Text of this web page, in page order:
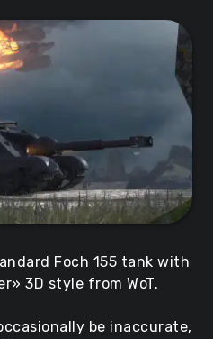
Foch 155 tank with
3D style from WoT.
be inaccurate,